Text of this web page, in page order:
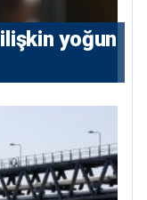
ilişkin yoğun